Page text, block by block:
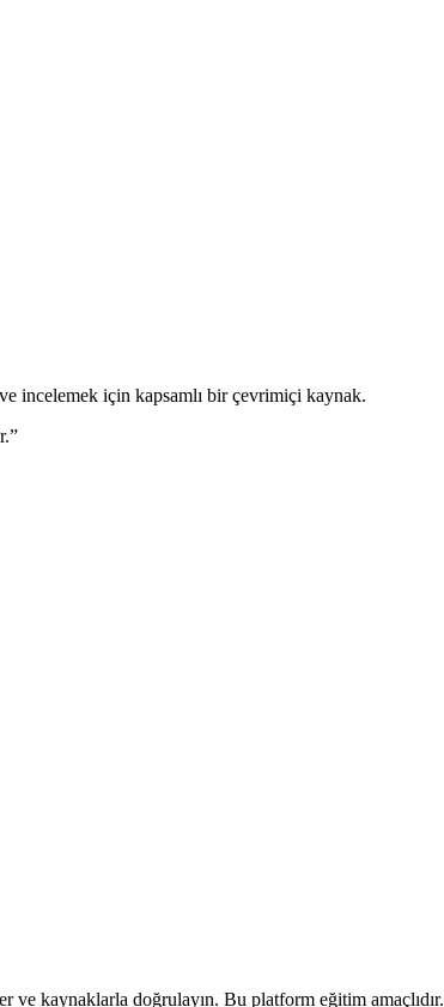
incelemek için kapsamlı bir çevrimiçi kaynak.
”
kaynaklarla doğrulayın. Bu platform eğitim amaçlıdır.